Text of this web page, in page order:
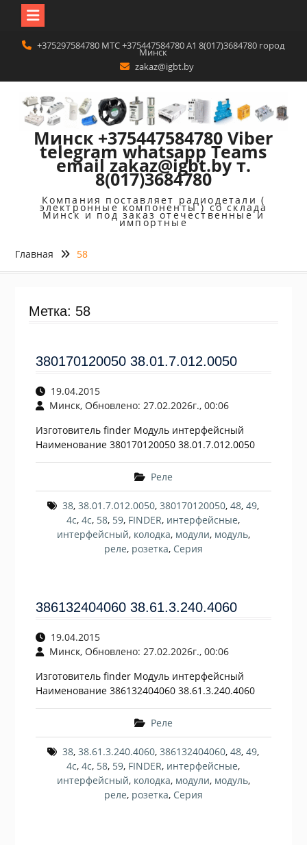
Перейти
+375297584780 MTC +375447584780 A1 8(017)3684780 город
Минск
zakaz@igbt.by
Минск +375447584780 Viber
telegram whatsapp Teams
email zakaz@igbt.by т.
8(017)3684780
Компания поставляет радиодетали (
электронные компоненты ) со склада
Минск и под заказ отечественные и
импортные
Главная 58
Метка: 58
380170120050 38.01.7.012.0050
19.04.2015
Минск, Обновлено: 27.02.2026г., 00:06
Изготовитель finder Модуль интерфейсный
Наименование 380170120050 38.01.7.012.0050
Реле
38,38.01.7.012.0050,380170120050,48,49,
4c,4с, 58, 59, FINDER, интерфейсные,
интерфейсный, колодка, модули, модуль,
реле, розетка, Серия
386132404060 38.61.3.240.4060
19.04.2015
Минск, Обновлено: 27.02.2026г., 00:06
Изготовитель finder Модуль интерфейсный
Наименование 386132404060 38.61.3.240.4060
Реле
38,38.61.3.240.4060,386132404060,48,49,
4c,4с, 58, 59, FINDER, интерфейсные,
интерфейсный, колодка, модули, модуль,
реле, розетка, Серия